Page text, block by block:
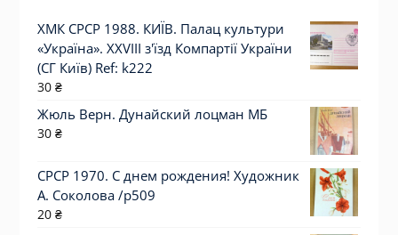
ХМК СРСР 1988. КИЇВ. Палац культури
«Україна». XXVIII з'їзд Компартії України
(СГ Київ) Ref: k222
30 ₴
Жюль Верн. Дунайский лоцман МБ
30 ₴
СРСР 1970. С днем рождения! Художник
А. Соколова /р509
20 ₴